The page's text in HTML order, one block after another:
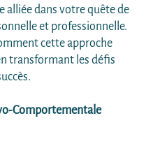
alliée dans votre quête de
et professionnelle.
cette approche
transformant les défis
Comportementale